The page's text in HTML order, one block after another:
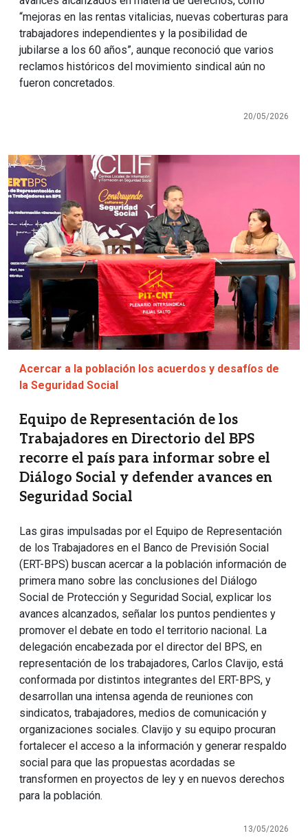
“mejoras en las rentas vitalicias, nuevas coberturas para
trabajadores independientes y la posibilidad de
jubilarse a los 60 años”, aunque reconoció que varios
reclamos históricos del movimiento sindical aún no
fueron concretados.
20/05/2026
Imagen
Acercar a la población los acuerdos y desafíos de
la Seguridad Social
Equipo de Representación de los
Trabajadores en Directorio del BPS
recorre el país para informar sobre el
Diálogo Social y defender avances en
Seguridad Social
Las giras impulsadas por el Equipo de Representación
de los Trabajadores en el Banco de Previsión Social
(ERT-BPS) buscan acercar a la población información de
primera mano sobre las conclusiones del Diálogo
Social de Protección y Seguridad Social, explicar los
avances alcanzados, señalar los puntos pendientes y
promover el debate en todo el territorio nacional. La
delegación encabezada por el director del BPS, en
representación de los trabajadores, Carlos Clavijo, está
conformada por distintos integrantes del ERT-BPS, y
desarrollan una intensa agenda de reuniones con
sindicatos, trabajadores, medios de comunicación y
organizaciones sociales. Clavijo y su equipo procuran
fortalecer el acceso a la información y generar respaldo
social para que las propuestas acordadas se
transformen en proyectos de ley y en nuevos derechos
para la población.
13/05/2026